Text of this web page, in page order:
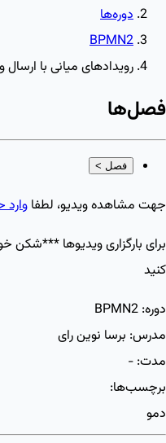
دوره‌ها
BPMN2
رویدادهای میانی با ارسال
فصل‌ها
فصل >
جهت مشاهده ویدیو، لطفا
کنید
دوره: BPMN2
مدرس: برسا نوین رای
مدت: -
برچسب‌ها:
دمو